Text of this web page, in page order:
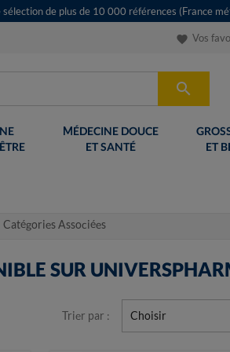
sélection de plus de 10 000 références (France
favorite Vos

MÉDECINE DOUCE
ET SANTÉ
ET
Catégories Associées
SUR
Trier par : Choisir